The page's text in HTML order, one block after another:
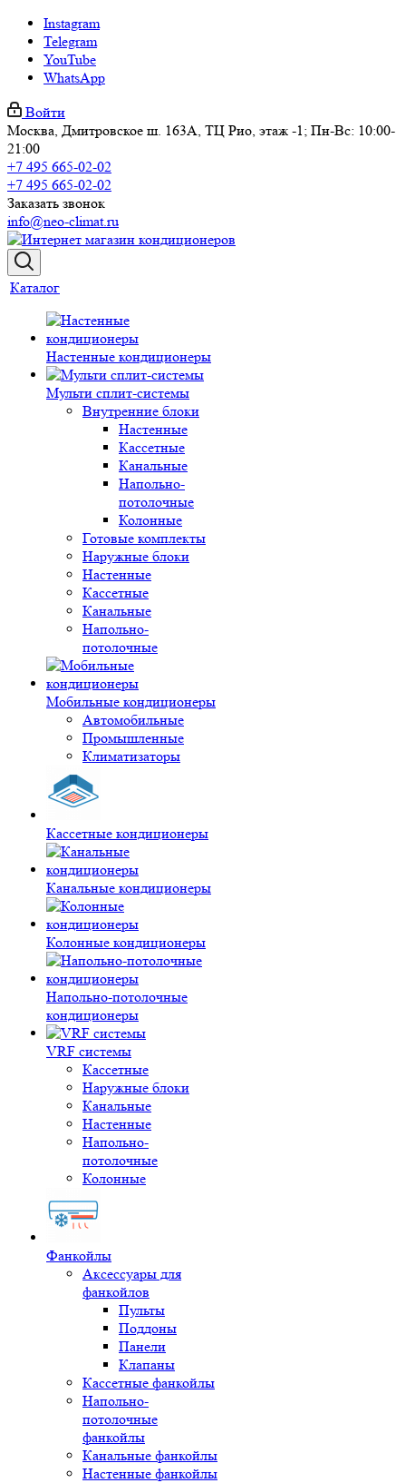
Instagram
Telegram
YouTube
WhatsApp
Войти
Москва, Дмитровское ш. 163А, ТЦ Рио, этаж -1; Пн-Вс: 10:00-
21:00
+7 495 665-02-02
+7 495 665-02-02
Заказать звонок
info@neo-climat.ru
Каталог
Настенные кондиционеры
Мульти сплит-системы
Внутренние блоки
Настенные
Кассетные
Канальные
Напольно-
потолочные
Колонные
Готовые комплекты
Наружные блоки
Настенные
Кассетные
Канальные
Напольно-
потолочные
Мобильные кондиционеры
Автомобильные
Промышленные
Климатизаторы
Кассетные кондиционеры
Канальные кондиционеры
Колонные кондиционеры
Напольно-потолочные
кондиционеры
VRF системы
Кассетные
Наружные блоки
Канальные
Настенные
Напольно-
потолочные
Колонные
Фанкойлы
Аксессуары для
фанкойлов
Пульты
Поддоны
Панели
Клапаны
Кассетные фанкойлы
Напольно-
потолочные
фанкойлы
Канальные фанкойлы
Настенные фанкойлы